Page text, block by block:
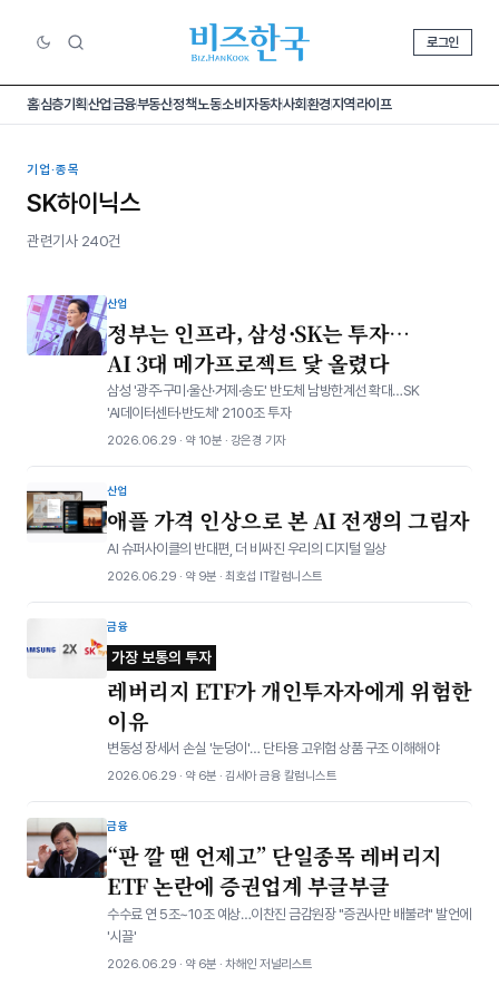
로그인
홈심층기획산업금융부동산정책노동소비 자동차사회환경지역라이프
기업·종목
SK하이닉스
관련기사 240건
산업
정부는 인프라, 삼성·SK는 투자…
AI 3대 메가프로젝트 닻 올렸다
삼성 '광주·구미·울산·거제·송도' 반도체 남방한계선 확대…SK
'AI데이터센터·반도체' 2100조 투자
2026.06.29 · 약 10분 · 강은경 기자
산업
애플 가격 인상으로 본 AI 전쟁의 그림자
AI 슈퍼사이클의 반대편, 더 비싸진 우리의 디지털 일상
2026.06.29 · 약 9분 · 최호섭 IT칼럼니스트
금융
가장 보통의 투자
레버리지 ETF가 개인투자자에게 위험한
이유
변동성 장세서 손실 '눈덩이'… 단타용 고위험 상품 구조 이해해야
2026.06.29 · 약 6분 · 김세아 금융 칼럼니스트
금융
“판 깔 땐 언제고” 단일종목 레버리지
ETF 논란에 증권업계 부글부글
수수료 연 5조~10조 예상…이찬진 금감원장 "증권사만 배불려" 발언에
'시끌'
2026.06.29 · 약 6분 · 차해인 저널리스트